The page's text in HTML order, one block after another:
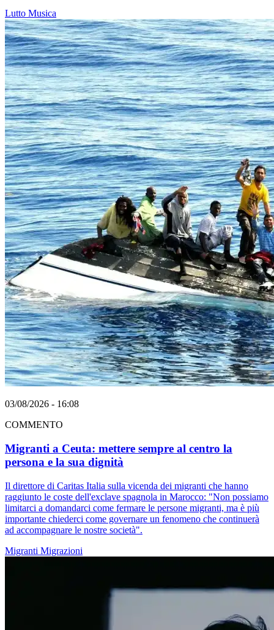
Lutto Musica
03/08/2026 - 16:08
COMMENTO
Migranti a Ceuta: mettere sempre al centro la
persona e la sua dignità
Il direttore di Caritas Italia sulla vicenda dei migranti che hanno
raggiunto le coste dell'exclave spagnola in Marocco: "Non possiamo
limitarci a domandarci come fermare le persone migranti, ma è più
importante chiederci come governare un fenomeno che continuerà
ad accompagnare le nostre società".
Migranti Migrazioni